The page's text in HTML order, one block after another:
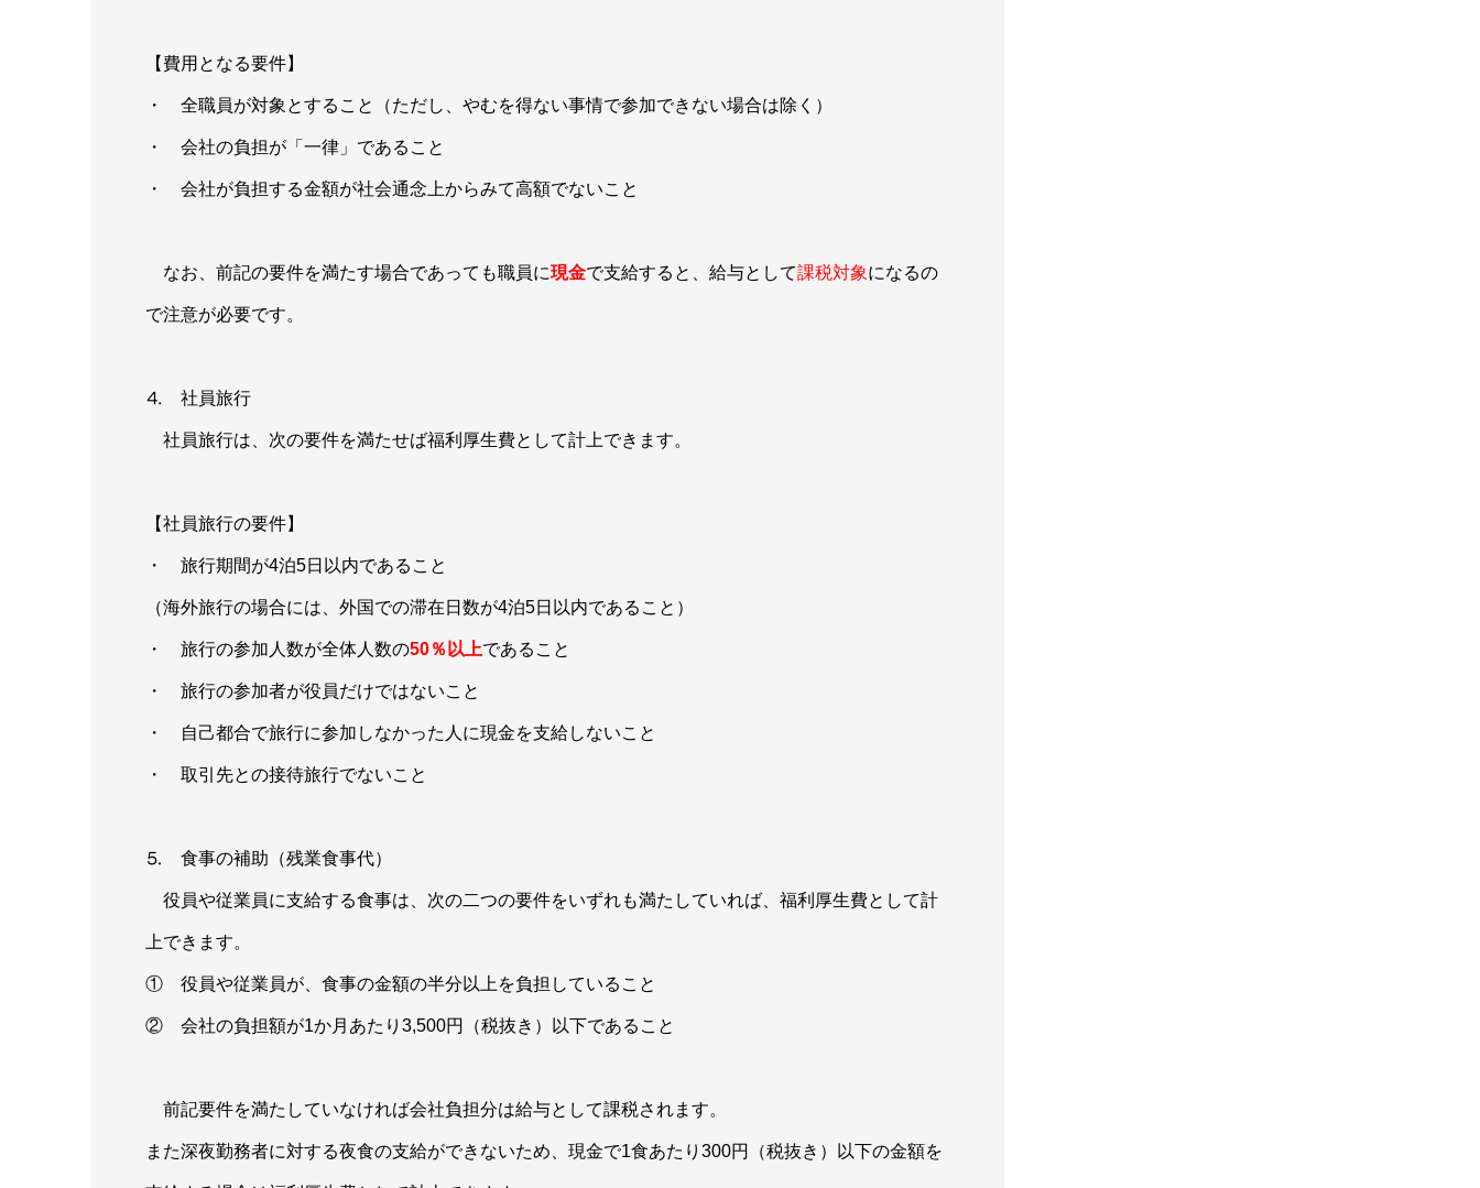
【費用となる要件】
・ 全職員が対象とすること（ただし、やむを得ない事情で参加できない場合は除く）
・ 会社の負担が「一律」であること
・ 会社が負担する金額が社会通念上からみて高額でないこと
なお、前記の要件を満たす場合であっても職員に現金で支給すると、給与として課税対象になるの
で注意が必要です。
⒋ 社員旅行
社員旅行は、次の要件を満たせば福利厚生費として計上できます。
【社員旅行の要件】
・ 旅行期間が4泊5日以内であること
（海外旅行の場合には、外国での滞在日数が4泊5日以内であること）
・ 旅行の参加人数が全体人数の50％以上であること
・ 旅行の参加者が役員だけではないこと
・ 自己都合で旅行に参加しなかった人に現金を支給しないこと
・ 取引先との接待旅行でないこと
⒌ 食事の補助（残業食事代）
役員や従業員に支給する食事は、次の二つの要件をいずれも満たしていれば、福利厚生費として計
上できます。
① 役員や従業員が、食事の金額の半分以上を負担していること
② 会社の負担額が1か月あたり3,500円（税抜き）以下であること
前記要件を満たしていなければ会社負担分は給与として課税されます。
また深夜勤務者に対する夜食の支給ができないため、現金で1食あたり300円（税抜き）以下の金額を